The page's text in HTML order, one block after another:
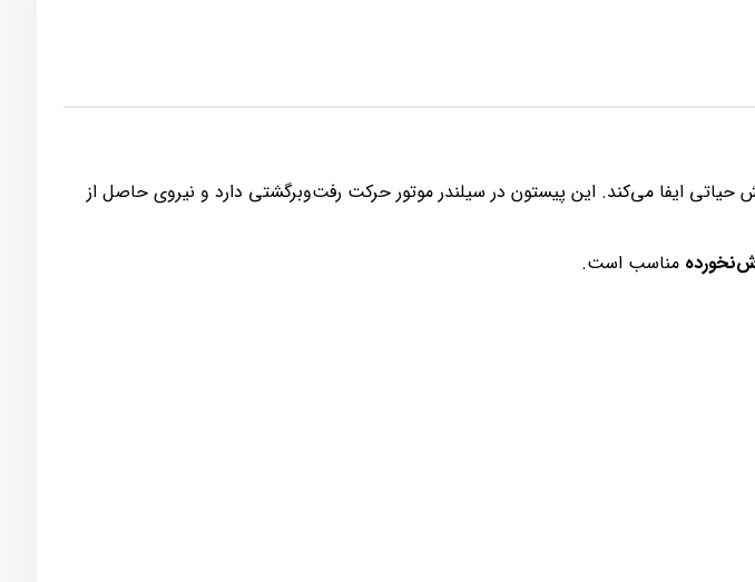
ایفا می‌کند. این پیستون در سیلندر موتور حرکت رفت‌وبرگشتی دارد و نیروی حاصل از
مناسب است.